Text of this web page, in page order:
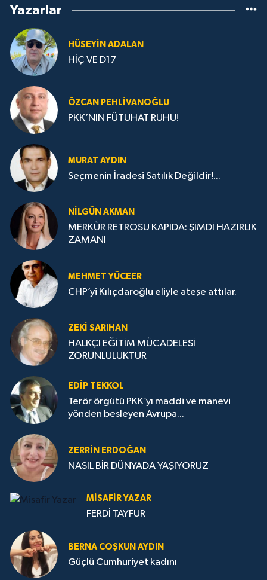
Yazarlar
HÜSEYIN ADALAN
HİÇ VE D17
ÖZCAN PEHLIVANOĞLU
PKK’NIN FÜTUHAT RUHU!
MURAT AYDIN
Seçmenin İradesi Satılık Değildir!...
NILGÜN AKMAN
MERKÜR RETROSU KAPIDA: ŞİMDİ HAZIRLIK
ZAMANI
MEHMET YÜCEER
CHP’yi Kılıçdaroğlu eliyle ateşe attılar.
ZEKI SARIHAN
HALKÇI EĞİTİM MÜCADELESİ
ZORUNLULUKTUR
EDIP TEKKOL
Terör örgütü PKK’yı maddi ve manevi
yönden besleyen Avrupa...
ZERRIN ERDOĞAN
NASIL BİR DÜNYADA YAŞIYORUZ
MISAFIR YAZAR
FERDİ TAYFUR
BERNA COŞKUN AYDIN
Güçlü Cumhuriyet kadını